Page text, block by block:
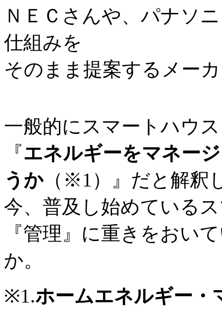
ＮＥＣさんや、パナソ
仕組みを
そのまま提案するメー
一般的にスマートハウ
『エネルギーをマネー
うか（※1）』だと解釈
今、普及し始めている
『管理』に重きをおい
か。
※1.ホームエネルギー・